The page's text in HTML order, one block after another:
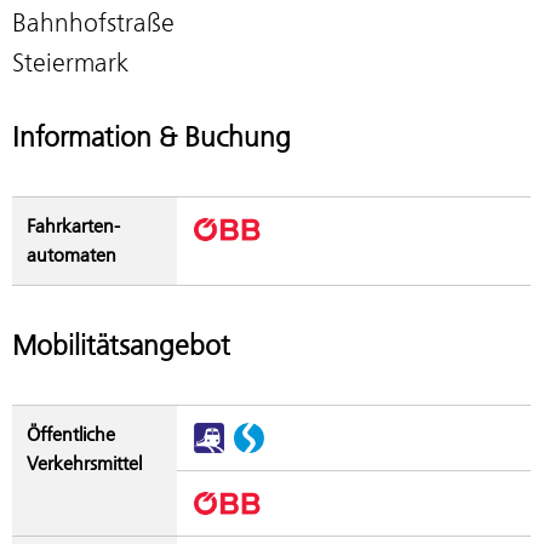
Bahnhofstraße
Steiermark
Information & Buchung
Fahrkarten­
automaten
Mobilitätsangebot
Öffentliche
Verkehrsmittel